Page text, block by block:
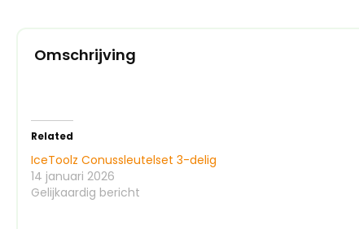
Omschrijving
Related
IceToolz Conussleutelset 3-delig
14 januari 2026
Gelijkaardig bericht